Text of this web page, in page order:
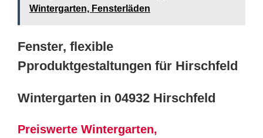
Wintergarten, Fensterläden
Fenster, flexible
Pproduktgestaltungen für Hirschfeld
Wintergarten in 04932 Hirschfeld
Preiswerte Wintergarten,